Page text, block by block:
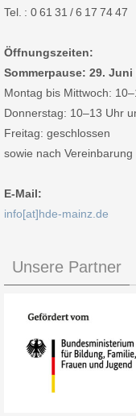
Tel. : 0 61 31 / 6 17 74 47
Öffnungszeiten:
Sommerpause: 29.
Montag bis Mittwoch:
Donnerstag: 10–13 Uhr
Freitag: geschlossen
sowie nach Vereinbarung
E-Mail:
info[at]hde-mainz.de
Unsere Partner